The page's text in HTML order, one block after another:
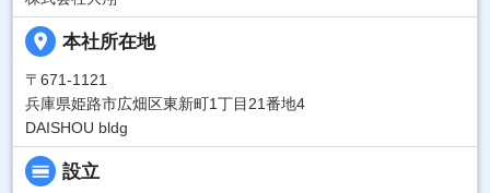
place 本社所在地
〒671-1121
兵庫県姫路市広畑区東新町1丁目21番地4
DAISHOU bldg
calendar_view_day 設立